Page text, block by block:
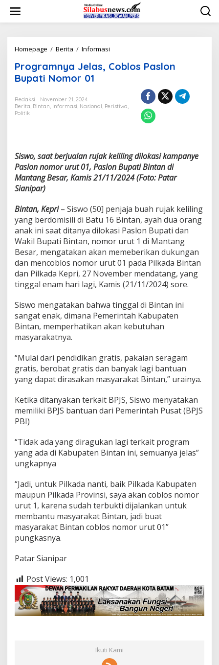
w
Homepage / Berita / Informasi
o
n
l
a
s
,
b
l
o
s
P
a
s
o
n
u
p
t
o
m
r
1
Programnya Jelas, Coblos Paslon
Bupati Nomor 01
Redaksi
November 21, 2024
Berita, Bintan, Informasi, Nasional, Peristiwa,
Politik
Siswo, saat berjualan rujak keliling dilokasi kampanye
Paslon nomor urut 01, Paslon Bupati Bintan di
Mantang Besar, Kamis 21/11/2024 (Foto: Patar
Sianipar)
Bintan, Kepri – Siswo (50] penjaja buah rujak keliling
yang berdomisili di Batu 16 Bintan, ayah dua orang
anak ini saat ditanya dilokasi Paslon Bupati dan
Wakil Bupati Bintan, nomor urut 1 di Mantang
Besar, mengatakan akan memeberikan dukungan
dan mencoblos nomor urut 01 pada Pilkada Bintan
dan Pilkada Kepri, 27 November mendatang, yang
tinggal enam hari lagi, Kamis (21/11/2024) sore.
Siswo mengatakan bahwa tinggal di Bintan ini
sangat enak, dimana Pemerintah Kabupaten
Bintan, memperhatikan akan kebutuhan
masyarakatnya.
“Mulai dari pendidikan gratis, pakaian seragam
gratis, berobat gratis dan banyak lagi bantuan
yang dapat dirasakan masyarakat Bintan,” urainya.
Ketika ditanyakan terkait BPJS, Siswo menyatakan
memiliki BPJS bantuan dari Pemerintah Pusat (BPJS
PBI)
“Tidak ada yang diragukan lagi terkait program
yang ada di Kabupaten Bintan ini, semuanya jelas”
ungkapnya
“Jadi, untuk Pilkada nanti, baik Pilkada Kabupaten
maupun Pilkada Provinsi, saya akan coblos nomor
urut 1, karena sudah terbukti dijalankan untuk
membantu masyarakat Bintan, jadi buat
masyarakat Bintan coblos nomor urut 01”
pungkasnya.
Patar Sianipar
Post Views: 1,001
Ikuti Kami